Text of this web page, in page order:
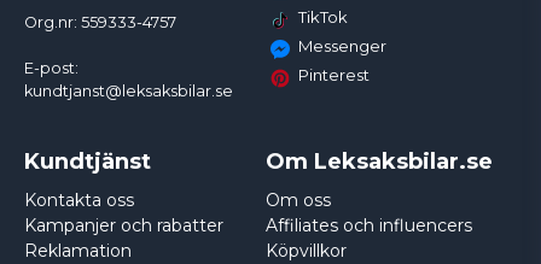
Org.nr: 559333-4757
E-post:
kundtjanst@leksaksbilar.se
TikTok
Messenger
Pinterest
Kundtjänst
Kontakta oss
Kampanjer och rabatter
Reklamation
Om Leksaksbilar.se
Om oss
Affiliates och influencers
Köpvillkor